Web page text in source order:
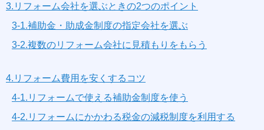
3.リフォーム会社を選ぶときの2つのポイント
3-1.補助金・助成金制度の指定会社を選ぶ
3-2.複数のリフォーム会社に見積もりをもらう
4.リフォーム費用を安くするコツ
4-1.リフォームで使える補助金制度を使う
4-2.リフォームにかかわる税金の減税制度を利用する